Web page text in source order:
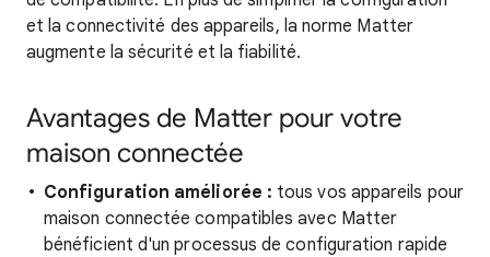
et la connectivité des appareils, la norme Matter
augmente la sécurité et la fiabilité.
Avantages de Matter pour votre
maison connectée
Configuration améliorée : tous vos appareils pour
maison connectée compatibles avec Matter
bénéficient d'un processus de configuration rapide